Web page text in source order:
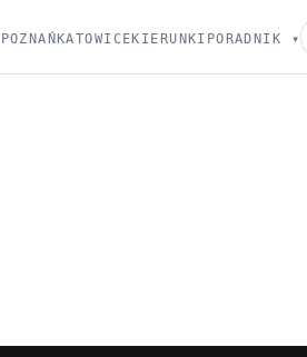
POZNAŃKATOWICEKIERUNKI PORADNIK ▾